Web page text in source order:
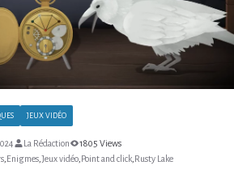
JEUX VIDÉO
La Rédaction
1805 Views
Enigmes Jeux vidéo Point and click Rusty Lake